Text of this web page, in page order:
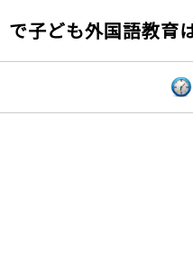
子ども外国語教育